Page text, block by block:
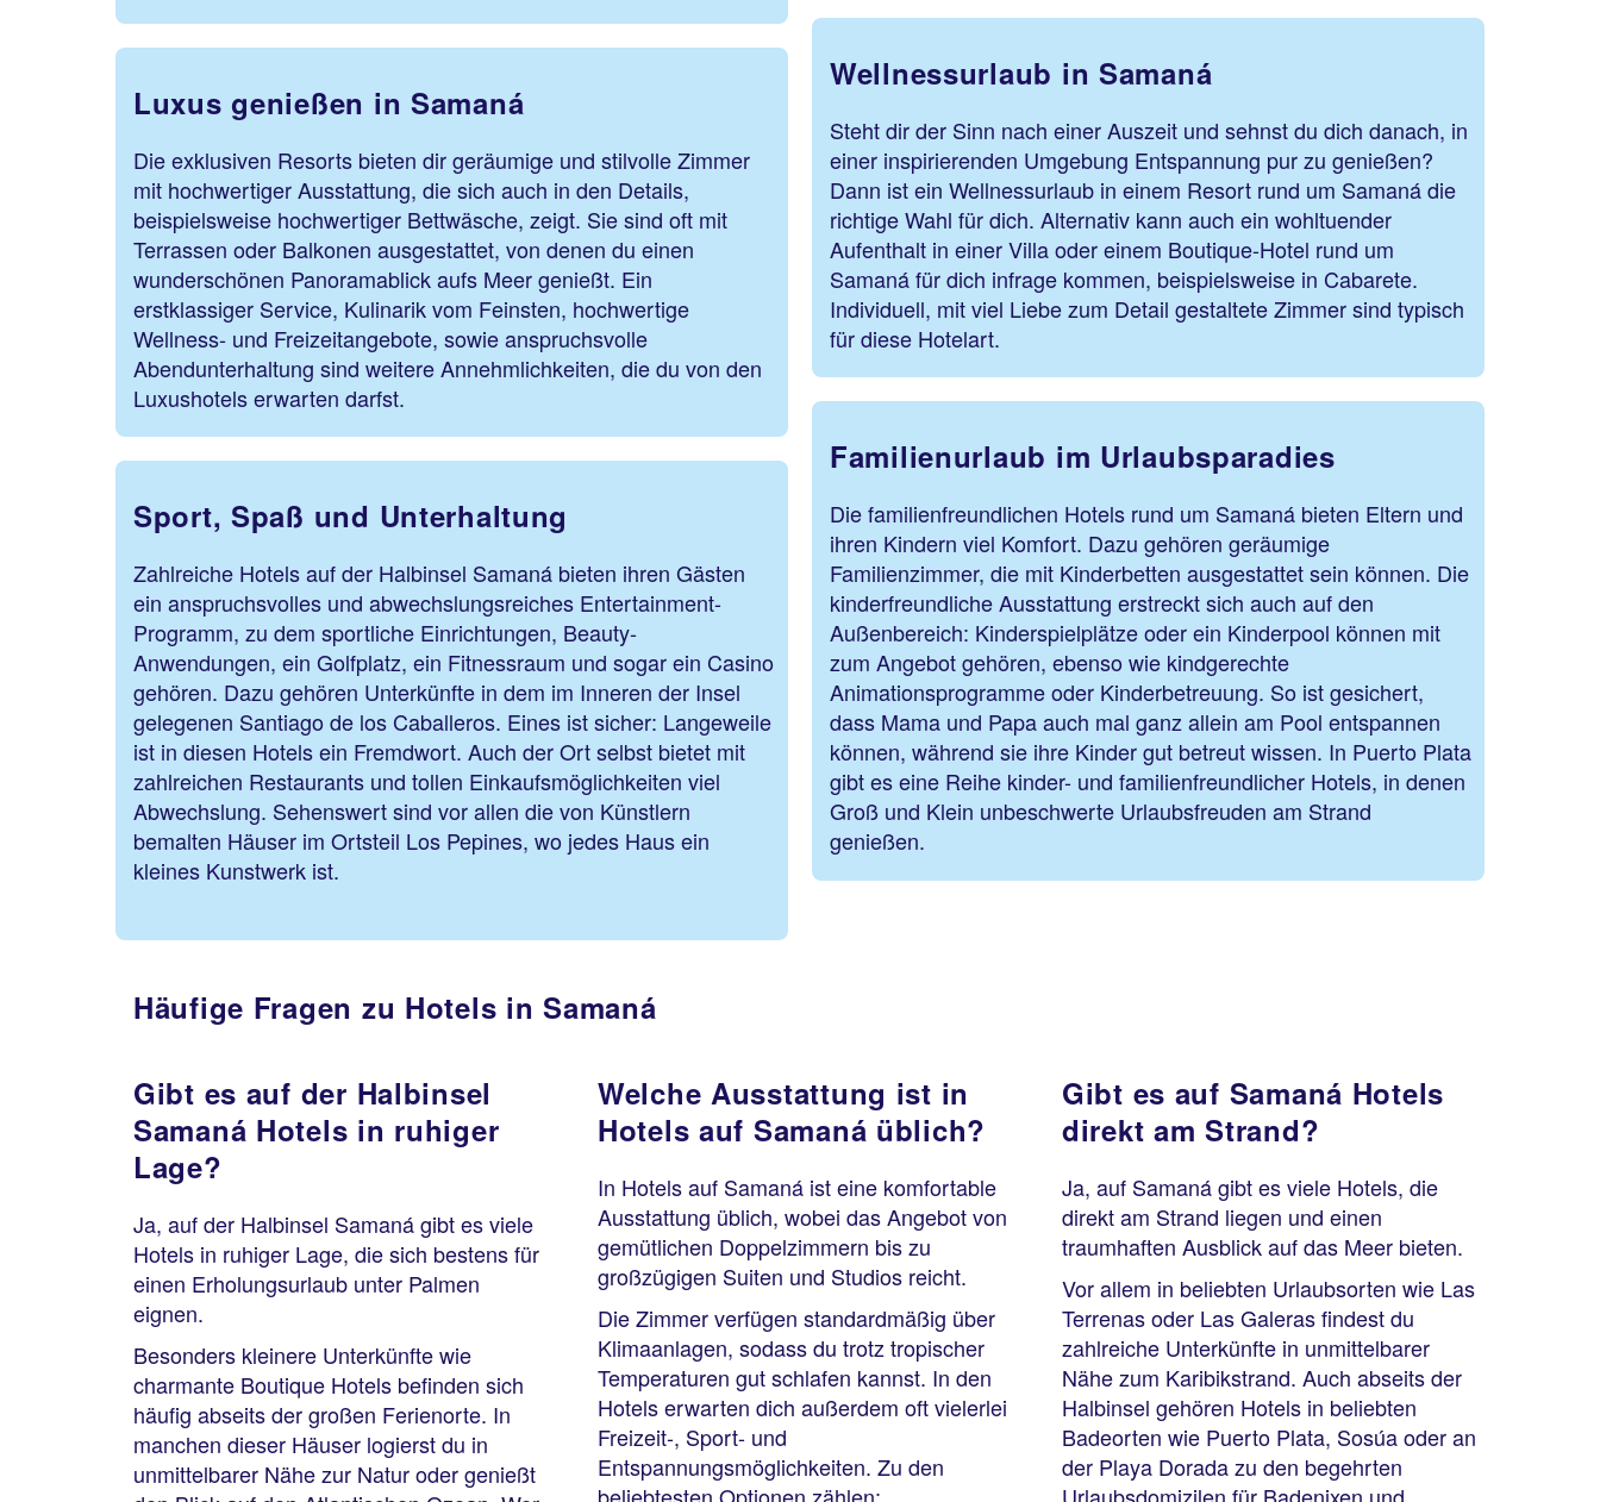
Luxus genießen in Samaná
Die exklusiven Resorts bieten dir geräumige und stilvolle Zimmer
mit hochwertiger Ausstattung, die sich auch in den Details,
beispielsweise hochwertiger Bettwäsche, zeigt. Sie sind oft mit
Terrassen oder Balkonen ausgestattet, von denen du einen
wunderschönen Panoramablick aufs Meer genießt. Ein
erstklassiger Service, Kulinarik vom Feinsten, hochwertige
Wellness- und Freizeitangebote, sowie anspruchsvolle
Abendunterhaltung sind weitere Annehmlichkeiten, die du von den
Luxushotels erwarten darfst.
Sport, Spaß und Unterhaltung
Zahlreiche Hotels auf der Halbinsel Samaná bieten ihren Gästen
ein anspruchsvolles und abwechslungsreiches Entertainment-
Programm, zu dem sportliche Einrichtungen, Beauty-
Anwendungen, ein Golfplatz, ein Fitnessraum und sogar ein Casino
gehören. Dazu gehören Unterkünfte in dem im Inneren der Insel
gelegenen Santiago de los Caballeros. Eines ist sicher: Langeweile
ist in diesen Hotels ein Fremdwort. Auch der Ort selbst bietet mit
zahlreichen Restaurants und tollen Einkaufsmöglichkeiten viel
Abwechslung. Sehenswert sind vor allen die von Künstlern
bemalten Häuser im Ortsteil Los Pepines, wo jedes Haus ein
kleines Kunstwerk ist.
Wellnessurlaub in Samaná
Steht dir der Sinn nach einer Auszeit und sehnst du dich danach, in
einer inspirierenden Umgebung Entspannung pur zu genießen?
Dann ist ein Wellnessurlaub in einem Resort rund um Samaná die
richtige Wahl für dich. Alternativ kann auch ein wohltuender
Aufenthalt in einer Villa oder einem Boutique-Hotel rund um
Samaná für dich infrage kommen, beispielsweise in Cabarete.
Individuell, mit viel Liebe zum Detail gestaltete Zimmer sind typisch
für diese Hotelart.
Familienurlaub im Urlaubsparadies
Die familienfreundlichen Hotels rund um Samaná bieten Eltern und
ihren Kindern viel Komfort. Dazu gehören geräumige
Familienzimmer, die mit Kinderbetten ausgestattet sein können. Die
kinderfreundliche Ausstattung erstreckt sich auch auf den
Außenbereich: Kinderspielplätze oder ein Kinderpool können mit
zum Angebot gehören, ebenso wie kindgerechte
Animationsprogramme oder Kinderbetreuung. So ist gesichert,
dass Mama und Papa auch mal ganz allein am Pool entspannen
können, während sie ihre Kinder gut betreut wissen. In Puerto Plata
gibt es eine Reihe kinder- und familienfreundlicher Hotels, in denen
Groß und Klein unbeschwerte Urlaubsfreuden am Strand
genießen.
Häufige Fragen zu Hotels in Samaná
Gibt es auf der Halbinsel
Samaná Hotels in ruhiger
Lage?
Ja, auf der Halbinsel Samaná gibt es viele
Hotels in ruhiger Lage, die sich bestens für
einen Erholungsurlaub unter Palmen
eignen.
Besonders kleinere Unterkünfte wie
charmante Boutique Hotels befinden sich
häufig abseits der großen Ferienorte. In
manchen dieser Häuser logierst du in
unmittelbarer Nähe zur Natur oder genießt
Welche Ausstattung ist in
Hotels auf Samaná üblich?
In Hotels auf Samaná ist eine komfortable
Ausstattung üblich, wobei das Angebot von
gemütlichen Doppelzimmern bis zu
großzügigen Suiten und Studios reicht.
Die Zimmer verfügen standardmäßig über
Klimaanlagen, sodass du trotz tropischer
Temperaturen gut schlafen kannst. In den
Hotels erwarten dich außerdem oft vielerlei
Freizeit-, Sport- und
Entspannungsmöglichkeiten. Zu den
Gibt es auf Samaná Hotels
direkt am Strand?
Ja, auf Samaná gibt es viele Hotels, die
direkt am Strand liegen und einen
traumhaften Ausblick auf das Meer bieten.
Vor allem in beliebten Urlaubsorten wie Las
Terrenas oder Las Galeras findest du
zahlreiche Unterkünfte in unmittelbarer
Nähe zum Karibikstrand. Auch abseits der
Halbinsel gehören Hotels in beliebten
Badeorten wie Puerto Plata, Sosúa oder an
der Playa Dorada zu den begehrten